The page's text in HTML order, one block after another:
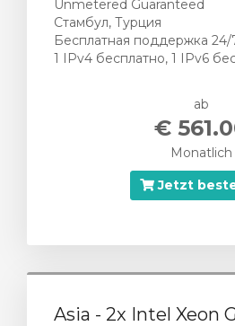
Unmetered Guaranteed
Стамбул, Турция
Бесплатная поддержка 24/
1 IPv4 бесплатно, 1 IPv6
ab
€
Monatlich
Jetzt
Asia - 2x Intel Xeon